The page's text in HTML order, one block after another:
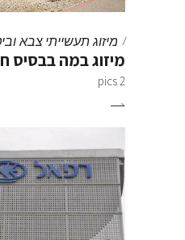
מיזוג תעשייתי צבא
מיזוג במה בבסיס
2 pics